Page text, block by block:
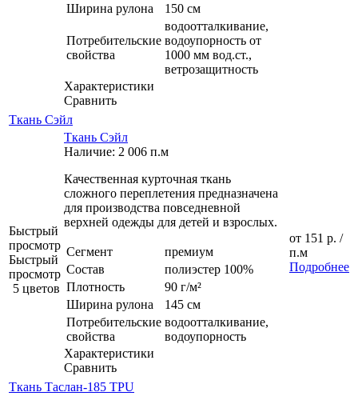
Ширина рулона
150 см
Потребительские
свойства
водоотталкивание,
водоупорность от
1000 мм вод.ст.,
ветрозащитность
Характеристики
Сравнить
Ткань Сэйл
Быстрый
просмотр
Быстрый
просмотр
5 цветов
Ткань Сэйл
Наличие: 2 006 п.м
Качественная курточная ткань
сложного переплетения предназначена
для производства повседневной
верхней одежды для детей и взрослых.
Сегмент
премиум
Состав
полиэстер 100%
Плотность
90 г/м²
Ширина рулона
145 см
Потребительские
свойства
водоотталкивание,
водоупорность
Характеристики
Сравнить
от 151 р. /
п.м
Подробнее
Ткань Таслан-185 TPU